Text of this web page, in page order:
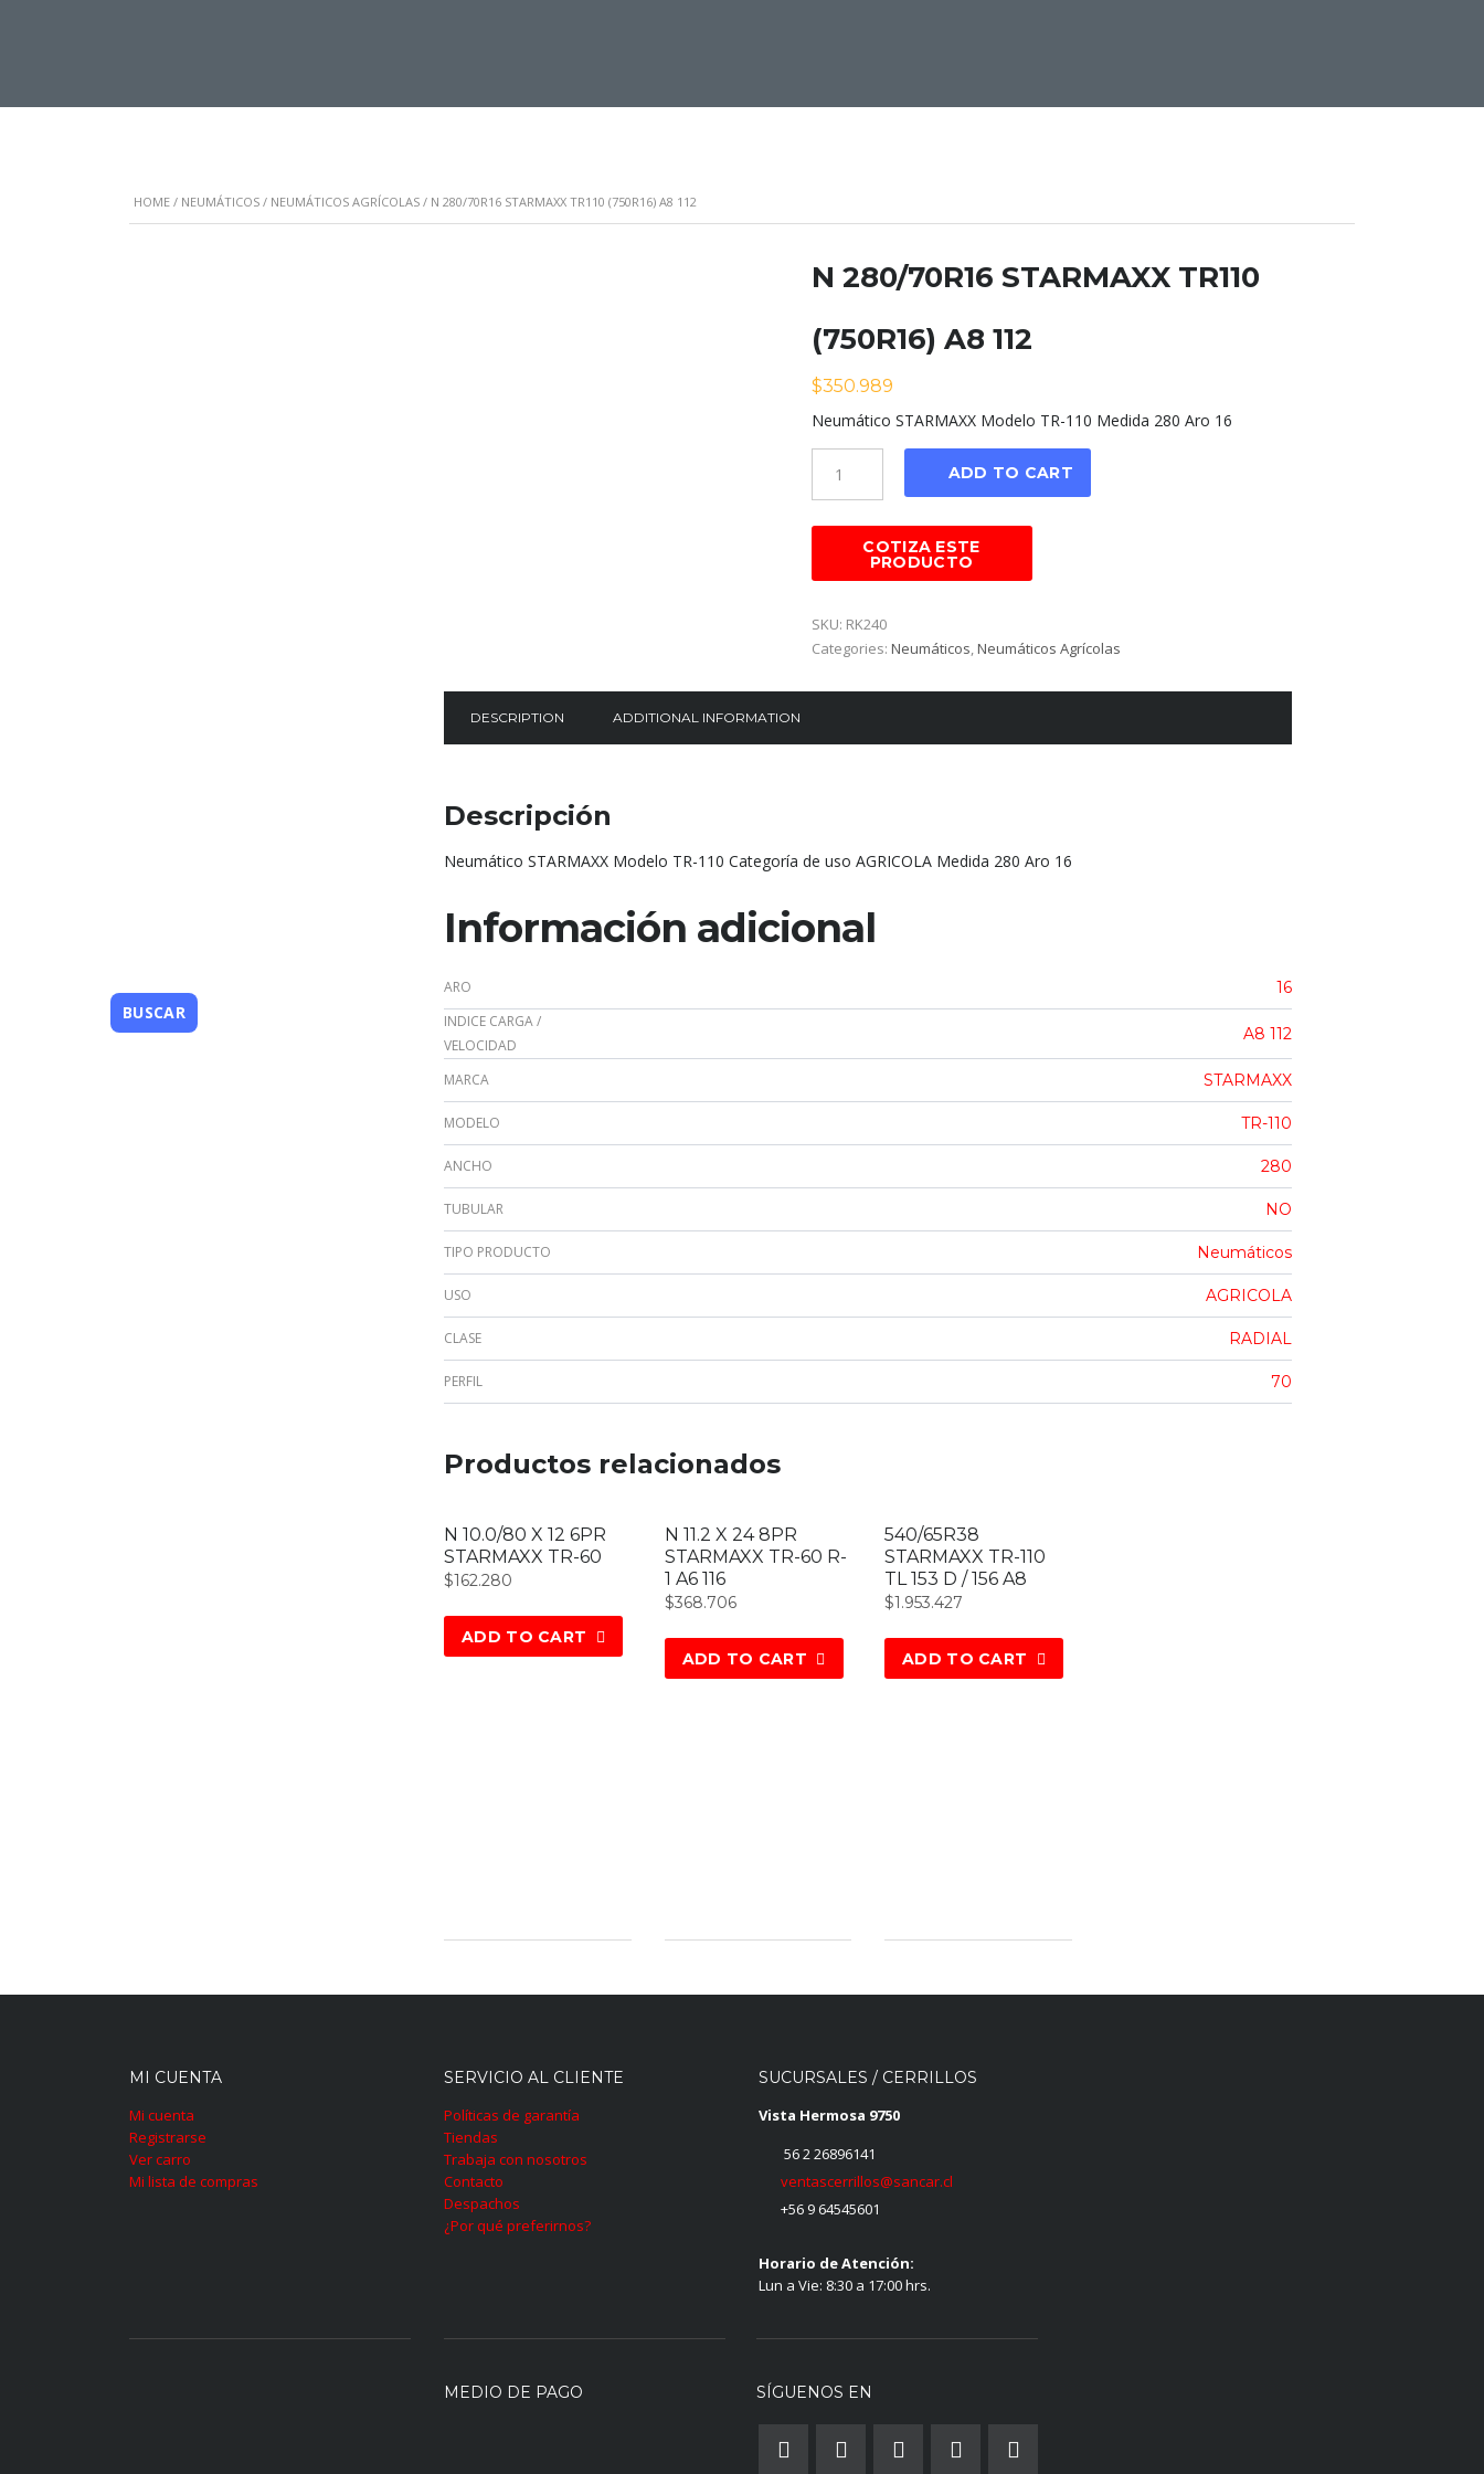
HOME / NEUMÁTICOS / NEUMÁTICOS AGRÍCOLAS / N 280/70R16 STARMAXX TR110 (750R16) A8 112
N 280/70R16 STARMAXX TR110
(750R16) A8 112
$350.989
Neumático STARMAXX Modelo TR-110 Medida 280 Aro 16
ADD TO CART
SKU: RK240
Categories: Neumáticos,Neumáticos Agrícolas
DESCRIPTION ADDITIONAL INFORMATION
Descripción
Neumático STARMAXX Modelo TR-110 Categoría de uso AGRICOLA Medida 280 Aro 16
Información adicional
ARO 16
INDICE CARGA /
VELOCIDAD
A8 112
MARCA STARMAXX
MODELO TR-110
ANCHO 280
TUBULAR NO
TIPO PRODUCTO Neumáticos
USO AGRICOLA
CLASE RADIAL
PERFIL 70
Productos relacionados
N 10.0/80 X 12 6PR
STARMAXX TR-60
$162.280
ADD TO CART
N 11.2 X 24 8PR
STARMAXX TR-60 R-
1 A6 116
$368.706
ADD TO CART
540/65R38
STARMAXX TR-110
TL 153 D / 156 A8
$1.953.427
ADD TO CART
MI CUENTA
Mi cuenta
Registrarse
Ver carro
Mi lista de compras
SERVICIO AL CLIENTE
Políticas de garantía
Tiendas
Trabaja con nosotros
Contacto
Despachos
¿Por qué preferirnos?
SUCURSALES / CERRILLOS
Vista Hermosa 9750
56 2 26896141
ventascerrillos@sancar.cl
+56 9 64545601
Horario de Atención:
Lun a Vie: 8:30 a 17:00 hrs.
MEDIO DE PAGO SÍGUENOS EN